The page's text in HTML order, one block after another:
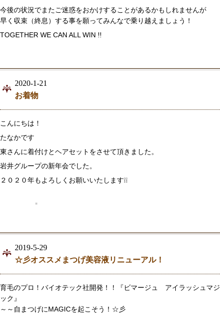
今後の状況でまたご迷惑をおかけすることがあるかもしれませんが
早く収束（終息）する事を願ってみんなで乗り越えましょう！
TOGETHER WE CAN ALL WIN !!
2020-1-21
お着物
こんにちは！
たなかです
東さんに着付けとヘアセットをさせて頂きました。
岩井グループの新年会でした。
２０２０年もよろしくお願いいたします❕❕
2019-5-29
☆彡オススメまつげ美容液リニューアル！
育毛のプロ！バイオテック社開発！！『ビマージュ アイラッシュマジ
ック』
～～自まつげにMAGICを起こそう！☆彡